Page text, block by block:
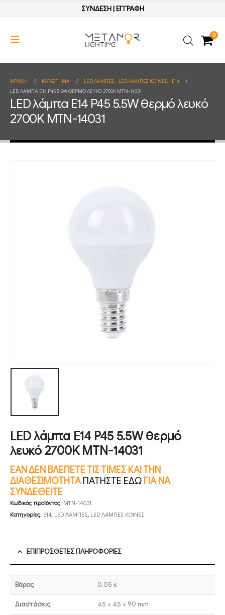
ΣΥΝΔΕΣΗ| ΕΓΓΡΑΦΗ
0
ΑΡΧΙΚΉ ΚΑΤΆΣΤΗΜΑ LED ΛΑΜΠΕΣ, LED ΛΑΜΠΕΣ ΚΟΙΝΕΣ,
E14
LED ΛΆΜΠΑ E14 P45 5.5W ΘΕΡΜΌ ΛΕΥΚΌ 2700K MTN-14031
LED λάμπα E14 P45 5.5W θερμό λευκό
2700K MTN-14031
LED λάμπα E14 P45 5.5W θερμό
λευκό 2700K MTN-14031
ΕΑΝ ΔΕΝ ΒΛΕΠΕΤΕ ΤΙΣ ΤΙΜΕΣ ΚΑΙ ΤΗΝ
ΔΙΑΘΕΣΙΜΟΤΗΤΑ ΠΑΤΗΣΤΕ ΕΔΩ ΓΙΑ ΝΑ
ΣΥΝΔΕΘΕΙΤΕ
Κωδικός προϊόντος: MTN-14031
Κατηγορίες: E14, LED ΛΑΜΠΕΣ, LED ΛΑΜΠΕΣ ΚΟΙΝΕΣ
ΕΠΙΠΡΌΣΘΕΤΕΣ ΠΛΗΡΟΦΟΡΊΕΣ
Βάρος 0,05 κ.
Διαστάσεις 45 × 45 × 90 mm